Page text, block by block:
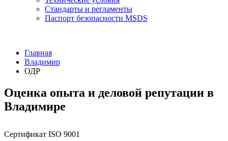
Стандарты и регламенты
Паспорт безопасности MSDS
Главная
Владимир
ОДР
Оценка опыта и деловой репутации в
Владимире
Сертификат ISO 9001